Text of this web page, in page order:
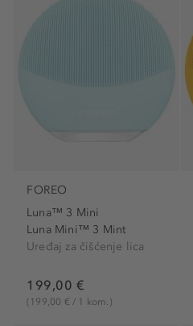
FOREO
Luna™ 3 Mini
Luna Mini™ 3 Mint
Uređaj za čišćenje lica
199,00 €
(199,00 € / 1 kom.)